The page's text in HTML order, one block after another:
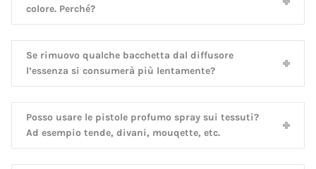
colore. Perché?
Se rimuovo qualche bacchetta dal diffusore
l’essenza si consumerà più lentamente?
Posso usare le pistole profumo spray sui tessuti?
Ad esempio tende, divani, mouqette, etc.